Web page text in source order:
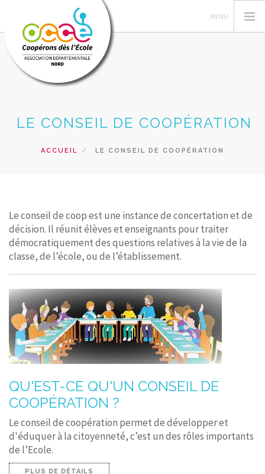
GERER SA COOPERATIVE
PRÊTS ET SERVICES
RECHERCHER
LE CONSEIL DE COOPÉRATION
ACCUEIL LE CONSEIL DE COOPÉRATION
Le conseil de coop est une instance de concertation et de
décision. Il réunit élèves et enseignants pour traiter
démocratiquement des questions relatives à la vie de la
classe, de l’école, ou de l’établissement.
QU'EST-CE QU'UN CONSEIL DE
COOPÉRATION ?
Le conseil de coopération permet de développer et
d'éduquer à la citoyenneté, c’est un des rôles importants
de l’Ecole.
PLUS DE DÉTAILS